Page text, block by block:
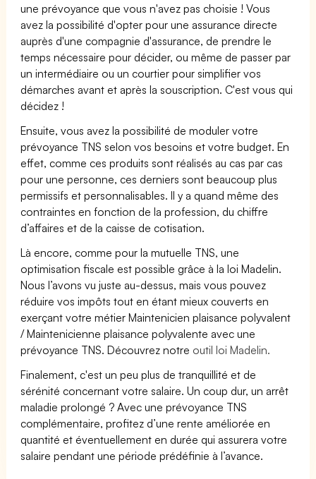
une prévoyance que vous n'avez pas choisie ! Vous
avez la possibilité d'opter pour une assurance directe
auprès d'une compagnie d'assurance, de prendre le
temps nécessaire pour décider, ou même de passer par
un intermédiaire ou un courtier pour simplifier vos
démarches avant et après la souscription. C'est vous qui
décidez !
Ensuite, vous avez la possibilité de moduler votre
prévoyance TNS selon vos besoins et votre budget. En
effet, comme ces produits sont réalisés au cas par cas
pour une personne, ces derniers sont beaucoup plus
permissifs et personnalisables. Il y a quand même des
contraintes en fonction de la profession, du chiffre
d’affaires et de la caisse de cotisation.
Là encore, comme pour la mutuelle TNS, une
optimisation fiscale est possible grâce à la loi Madelin.
Nous l’avons vu juste au-dessus, mais vous pouvez
réduire vos impôts tout en étant mieux couverts en
exerçant votre métier Maintenicien plaisance polyvalent
/ Maintenicienne plaisance polyvalente avec une
prévoyance TNS. Découvrez notre outil loi Madelin.
Finalement, c'est un peu plus de tranquillité et de
sérénité concernant votre salaire. Un coup dur, un arrêt
maladie prolongé ? Avec une prévoyance TNS
complémentaire, profitez d’une rente améliorée en
quantité et éventuellement en durée qui assurera votre
salaire pendant une période prédéfinie à l’avance.